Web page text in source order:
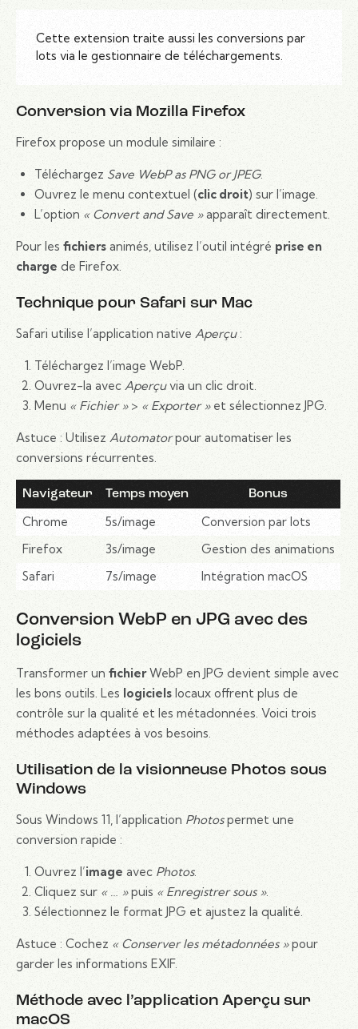
Cette extension traite aussi les conversions par
lots via le gestionnaire de téléchargements.
Conversion via Mozilla Firefox
Firefox propose un module similaire :
Téléchargez Save WebP as PNG or JPEG.
Ouvrez le menu contextuel (clic droit) sur l’image.
L’option « Convert and Save »apparaît directement.
Pour les fichiers animés, utilisez l’outil intégré prise en
charge de Firefox.
Technique pour Safari sur Mac
Safari utilise l’application native Aperçu:
Téléchargez l’image WebP.
Ouvrez-la avec Aperçuvia un clic droit.
Menu « Fichier »> « Exporter »et sélectionnez JPG.
Astuce : Utilisez Automatorpour automatiser les
conversions récurrentes.
Navigateur Temps moyen Bonus
Chrome 5s/image
Conversion par lots
Firefox
3s/image
Gestion des animations
Safari
7s/image Intégration macOS
Conversion WebP en JPG avec des
logiciels
Transformer un fichierWebP en JPG devient simple avec
les bons outils. Les logiciels locaux offrent plus de
contrôle sur la qualité et les métadonnées. Voici trois
méthodes adaptées à vos besoins.
Utilisation de la visionneuse Photos sous
Windows
Sous Windows 11, l’application Photospermet une
conversion rapide :
Ouvrez l’image avec Photos.
Cliquez sur « … »puis « Enregistrer sous ».
Sélectionnez le format JPG et ajustez la qualité.
Astuce : Cochez « Conserver les métadonnées »pour
garder les informations EXIF.
Méthode avec l’application Aperçu sur
macOS